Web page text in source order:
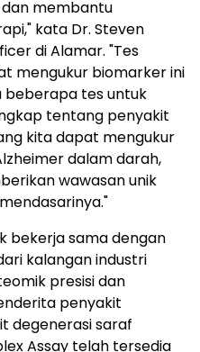
membantu
kata Dr. Steven
di Alamar. "Tes
mengukur biomarker ini
beberapa tes untuk
tentang penyakit
kita dapat mengukur
dalam darah,
wawasan unik
bekerja sama dengan
kalangan industri
presisi dan
penyakit
degenerasi saraf
Assay telah tersedia